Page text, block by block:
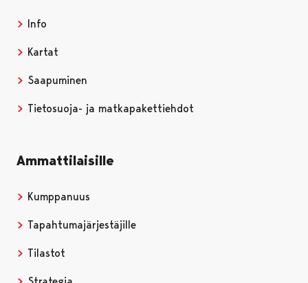
Info
Kartat
Saapuminen
Tietosuoja- ja matkapakettiehdot
Ammattilaisille
Kumppanuus
Tapahtumajärjestäjille
Tilastot